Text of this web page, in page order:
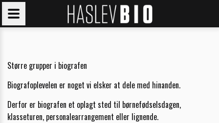
Større grupper i biografen
Biografoplevelen er noget vi elsker at dele med hinanden.
Derfor er biografen et oplagt sted til børnefødselsdagen,
klasseturen, personalearrangement eller lignende.